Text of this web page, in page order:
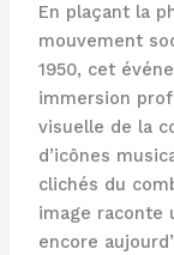
En plaçant la
mouvement
1950, cet
immersion
visuelle de la
d’icônes
clichés du
image raconte
encore